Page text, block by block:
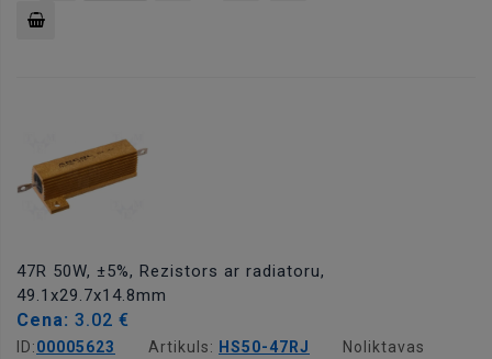
47R 50W, ±5%, Rezistors ar radiatoru,
49.1x29.7x14.8mm
Cena: 3.02 €
ID:00005623 Artikuls: HS50-47RJ
Noliktavas